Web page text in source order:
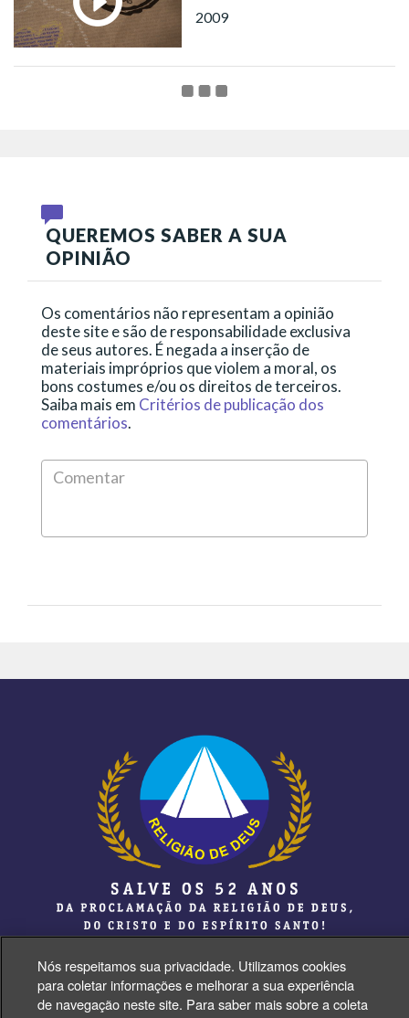
2009
QUEREMOS SABER A SUA
OPINIÃO
Os comentários não representam a opinião
deste site e são de responsabilidade exclusiva
de seus autores. É negada a inserção de
materiais impróprios que violem a moral, os
bons costumes e/ou os direitos de terceiros.
Saiba mais em Critérios de publicação dos
comentários.
Nós respeitamos sua privacidade. Utilizamos cookies
para coletar informações e melhorar a sua experiência
de navegação neste site. Para saber mais sobre a coleta